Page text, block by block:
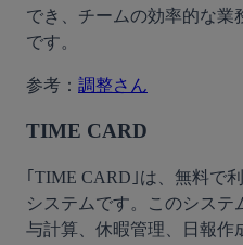
でき、チームの効率的な業
です。
参考： 調整さん
TIME CARD
｢TIME CARD｣は、無料で
システムです。このシス
与計算、休暇管理、日報作